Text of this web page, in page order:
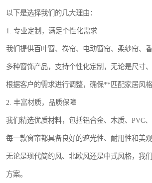
以下是选择我们的几大理由：
1. 专业定制，满足个性化需求
我们提供百叶窗、卷帘、电动窗帘、柔纱帘、
多种窗饰产品，支持个性化定制，无论是尺寸
根据客户的需求进行调整，确保**匹配家居风格
2. 丰富材质，品质保障
我们精选优质材料，包括铝合金、木质、PVC
每一款窗帘都具备良好的遮光性、耐用性和美观
无论是现代简约风、北欧风还是中式风格，我
方案。